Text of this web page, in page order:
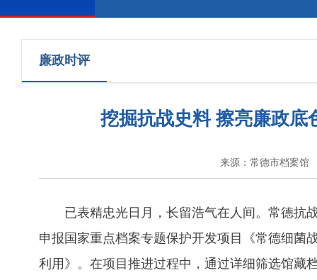
廉政时评
挖掘抗战史料 擦亮廉政
来源：常德市档案馆
已表精忠光日月，长留浩气在人间。常德抗
申报国家重点档案专题保护开发项目《常德细菌
利用》。在项目推进过程中，通过详细筛选馆藏